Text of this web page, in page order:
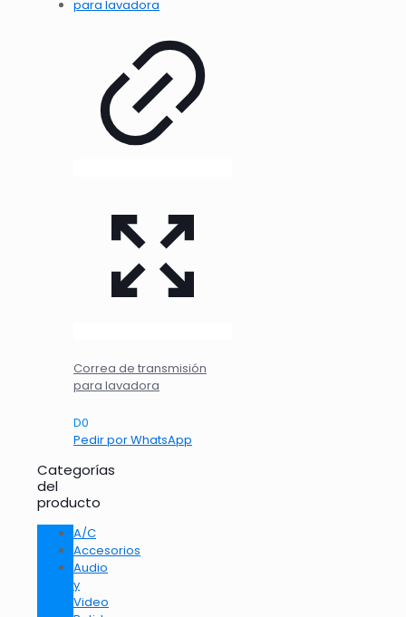
Correa de transmisión
para lavadora
D0
Pedir por WhatsApp
Categorías
del
producto
A/C
Accesorios
Audio
y
Video